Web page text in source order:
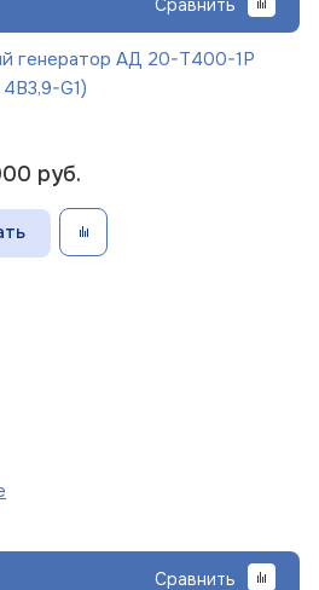
Сравнить
генератор АД 20-Т400-1Р
G1)
руб.
Сравнить